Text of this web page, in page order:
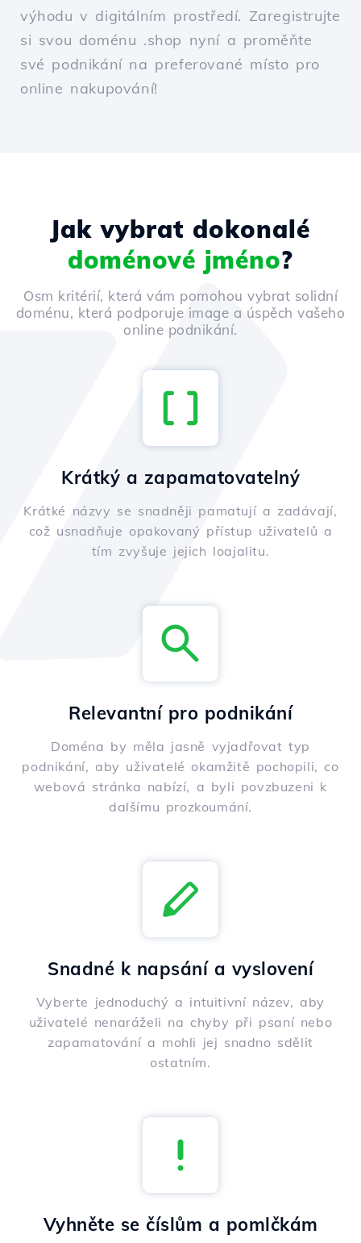
výhodu v digitálním prostředí. Zaregistrujte
si svou doménu .shop nyní a proměňte
své podnikání na preferované místo pro
online nakupování!
Jak vybrat dokonalé
doménové jméno?
Osm kritérií, která vám pomohou vybrat solidní
doménu, která podporuje image a úspěch vašeho
online podnikání.
Krátký a zapamatovatelný
Krátké názvy se snadněji pamatují a zadávají,
což usnadňuje opakovaný přístup uživatelů a
tím zvyšuje jejich loajalitu.
Relevantní pro podnikání
Doména by měla jasně vyjadřovat typ
podnikání, aby uživatelé okamžitě pochopili, co
webová stránka nabízí, a byli povzbuzeni k
dalšímu prozkoumání.
Snadné k napsání a vyslovení
Vyberte jednoduchý a intuitivní název, aby
uživatelé nenaráželi na chyby při psaní nebo
zapamatování a mohli jej snadno sdělit
ostatním.
Vyhněte se číslům a pomlčkám